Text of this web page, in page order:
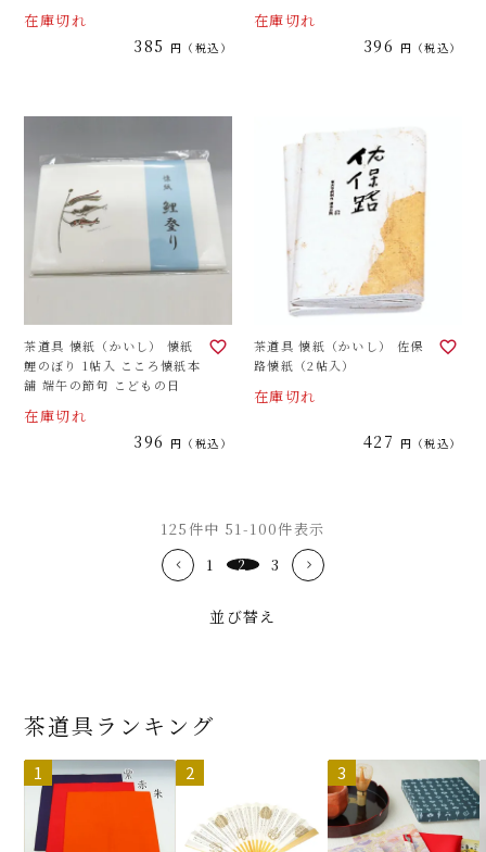
在庫切れ
385 税込
在庫切れ
396 税込
茶道具 懐紙（かいし） 懐紙
鯉のぼり 1帖入 こころ懐紙本
舗 端午の節句 こどもの日
在庫切れ
396 税込
茶道具 懐紙（かいし） 佐保
路懐紙（2帖入）
在庫切れ
427 税込
並び替え
125件中 51-100件表示
1 2 3
茶道具ランキング